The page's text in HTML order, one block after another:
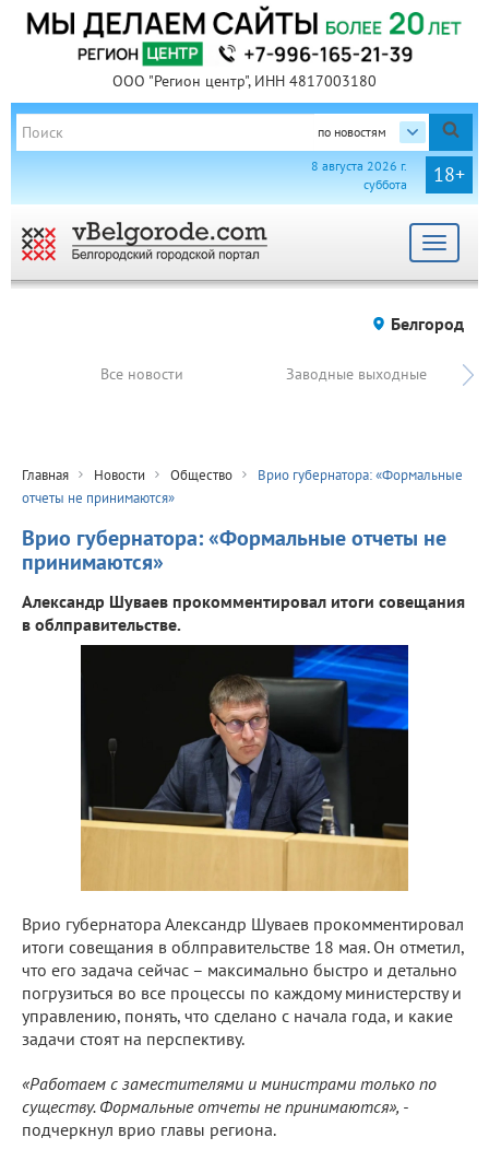
ООО "Регион центр", ИНН 4817003180
по новостям
18+
8 августа 2026 г.
суббота
Toggle
Белгород
Все новости Заводные выходные
Главная Новости Общество
Врио губернатора: «Формальные
отчеты не принимаются»
Врио губернатора: «Формальные отчеты не
принимаются»
Александр Шуваев прокомментировал итоги совещания
в облправительстве.
Врио губернатора Александр Шуваев прокомментировал
итоги совещания в облправительстве 18 мая. Он отметил,
что его задача сейчас – максимально быстро и детально
погрузиться во все процессы по каждому министерству и
управлению, понять, что сделано с начала года, и какие
задачи стоят на перспективу.
«Работаем с заместителями и министрами только по
существу. Формальные отчеты не принимаются», -
подчеркнул врио главы региона.